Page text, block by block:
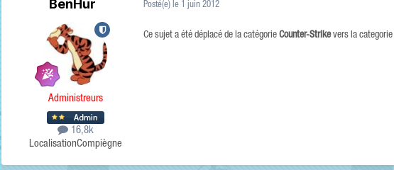
BenHur
Administreurs
16,8k
LocalisationCompiègne
Posté(e) le 1 juin 2012
Ce sujet a été déplacé de la catégorie Counter-Strikevers la categorie